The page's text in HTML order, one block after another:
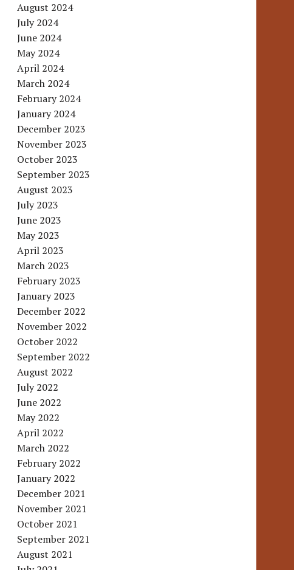
August 2024
July 2024
June 2024
May 2024
April 2024
March 2024
February 2024
January 2024
December 2023
November 2023
October 2023
September 2023
August 2023
July 2023
June 2023
May 2023
April 2023
March 2023
February 2023
January 2023
December 2022
November 2022
October 2022
September 2022
August 2022
July 2022
June 2022
May 2022
April 2022
March 2022
February 2022
January 2022
December 2021
November 2021
October 2021
September 2021
August 2021